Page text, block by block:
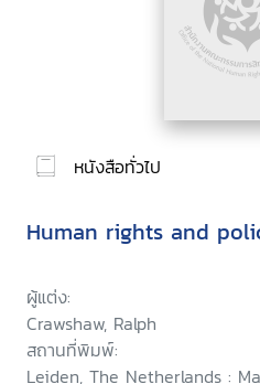
หนังสือทั่วไป
Human rights and
ผู้แต่ง:
Crawshaw, Ralph
สถานที่พิมพ์:
Leiden, The Netherlands :